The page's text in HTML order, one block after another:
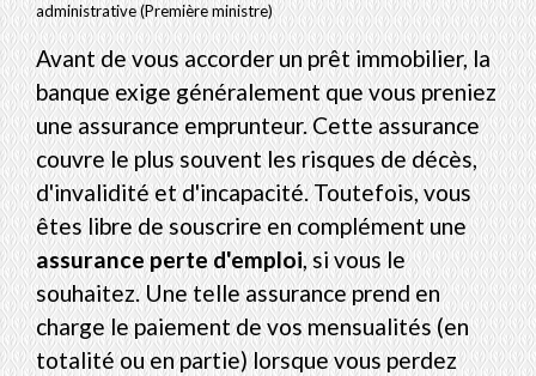
administrative (Première ministre)
Avant de vous accorder un prêt immobilier, la
banque exige généralement que vous preniez
une assurance emprunteur. Cette assurance
couvre le plus souvent les risques de décès,
d'invalidité et d'incapacité. Toutefois, vous
êtes libre de souscrire en complément une
assurance perte d'emploi, si vous le
souhaitez. Une telle assurance prend en
charge le paiement de vos mensualités (en
totalité ou en partie) lorsque vous perdez